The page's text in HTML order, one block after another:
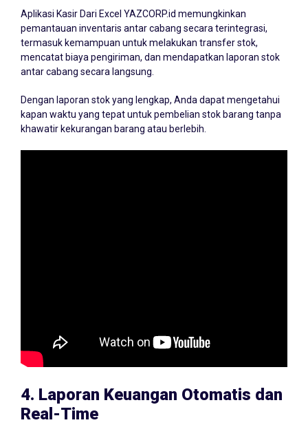
Aplikasi Kasir Dari Excel YAZCORP.id memungkinkan
pemantauan inventaris antar cabang secara terintegrasi,
termasuk kemampuan untuk melakukan transfer stok,
mencatat biaya pengiriman, dan mendapatkan laporan stok
antar cabang secara langsung.
Dengan laporan stok yang lengkap, Anda dapat mengetahui
kapan waktu yang tepat untuk pembelian stok barang tanpa
khawatir kekurangan barang atau berlebih.
4. Laporan Keuangan Otomatis dan
Real-Time